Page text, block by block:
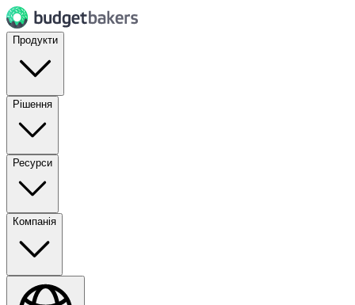
Продукти
Рішення
Ресурси
Компанія